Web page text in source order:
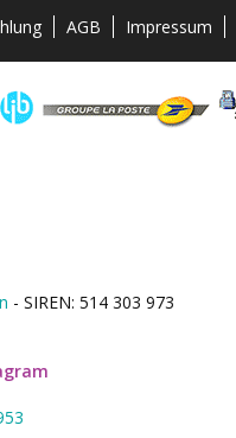
AGB Impressum
- SIREN: 514 303 973